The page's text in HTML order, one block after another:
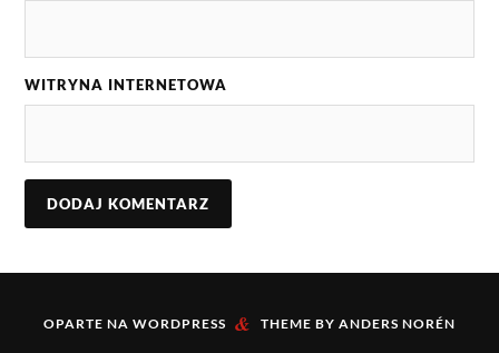
WITRYNA INTERNETOWA
OPARTE NA WORDPRESS & THEME BY ANDERS NORÉN